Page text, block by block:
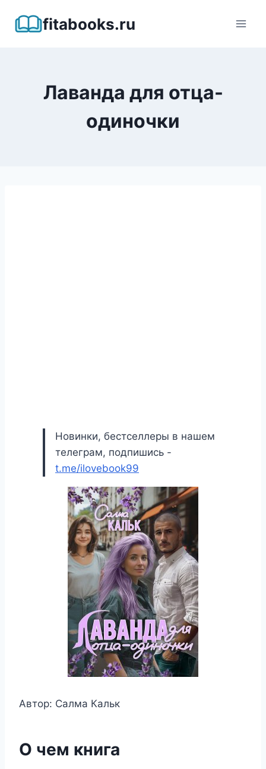
fitabooks.ru
Лаванда для отца-
одиночки
Новинки, бестселлеры в нашем
телеграм, подпишись -
t.me/ilovebook99
Автор: Салма Кальк
О чем книга